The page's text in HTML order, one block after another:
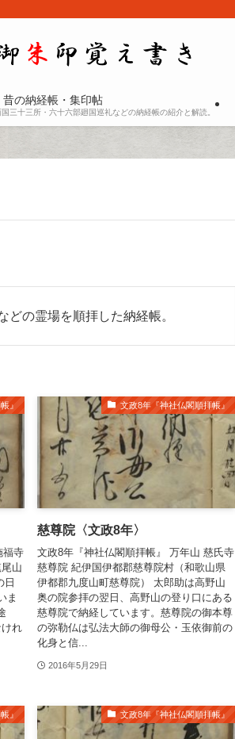
昔の納経帳・集印帖
三十三所・六十六部廻国巡礼などの納経帳の紹介と解読。
の霊場を順拝した納経帳。
』
福寺
山
日
ま
れ
文政8年『神社仏閣順拝帳』
慈尊院〈文政8年〉
文政8年『神社仏閣順拝帳』 万年山 慈氏寺
慈尊院 紀伊国伊都郡慈尊院村（和歌山県
伊都郡九度山町慈尊院） 太郎助は高野山
奥の院参拝の翌日、高野山の登り口にある
慈尊院で納経しています。慈尊院の御本尊
の弥勒仏は弘法大師の御母公・玉依御前の
化身と信...
2016年5月29日
』 文政8年『神社仏閣順拝帳』